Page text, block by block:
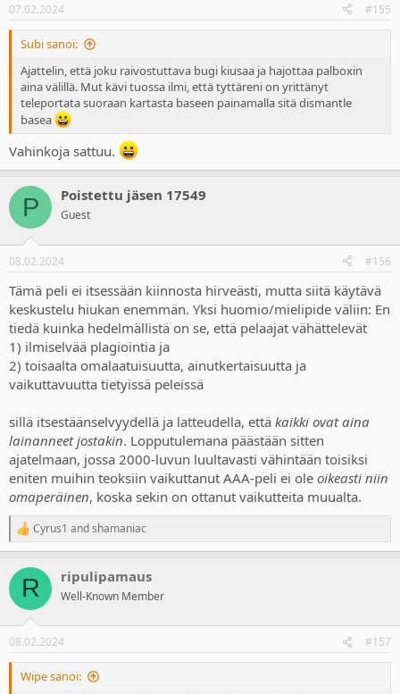
s
:
07.02.2024 #155
Subi sanoi:
Ajattelin, että joku raivostuttava bugi kiusaa ja hajottaa palboxin
aina välillä. Mut kävi tuossa ilmi, että tyttäreni on yrittänyt
teleportata suoraan kartasta baseen painamalla sitä dismantle
basea
Vahinkoja sattuu.
P Poistettu jäsen 17549
Guest
08.02.2024 #156
Tämä peli ei itsessään kiinnosta hirveästi, mutta siitä käytävä
keskustelu hiukan enemmän. Yksi huomio/mielipide väliin: En
tiedä kuinka hedelmällistä on se, että pelaajat vähättelevät
1) ilmiselvää plagiointia ja
2) toisaalta omalaatuisuutta, ainutkertaisuutta ja
vaikuttavuutta tietyissä peleissä
sillä itsestäänselvyydellä ja latteudella, että kaikki ovat aina
lainanneet jostakin. Lopputulemana päästään sitten
ajatelmaan, jossa 2000-luvun luultavasti vähintään toisiksi
eniten muihin teoksiin vaikuttanut AAA-peli ei ole oikeasti niin
omaperäinen, koska sekin on ottanut vaikutteita muualta.
R
e
c
i
n
s
:
Cyrus1 andshamaniac
R ripulipamaus
Well-Known Member
08.02.2024 #157
Wipe sanoi: